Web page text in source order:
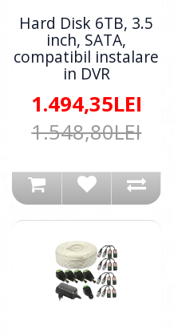
Hard Disk 6TB, 3.5
inch, SATA,
compatibil instalare
in DVR
1.494,35LEI
1.548,80LEI